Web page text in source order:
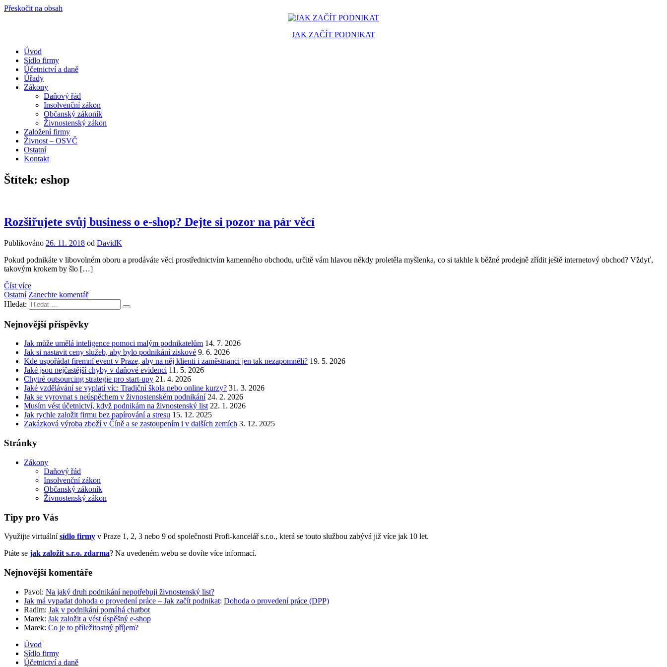
Přeskočit na obsah
JAK ZAČÍT PODNIKAT
Portál pro podnikatele
Úvod
Sídlo firmy
Účetnictví a daně
Úřady
Zákony
Daňový řád
Insolvenční zákon
Občanský zákoník
Živnostenský zákon
Založení firmy
Živnost – OSVČ
Ostatní
Kontakt
Štítek: eshop
Rozšiřujete svůj business o e-shop? Dejte si pozor na pár věcí
Publikováno 26. 11. 2018 od DavidK
Pokud podnikáte v libovolném oboru a prodáváte věci prostřednictvím kamenného obchodu, určitě vám hlavou někdy proletěla myšlenka, co si takhle k běžné prodejně zřídit ještě internetový obchod? Vždyť,
takovým krokem by šlo […]
Číst více
Ostatní Zanechte komentář
Hledat:
Nejnovější příspěvky
Jak může umělá inteligence pomoci malým podnikatelům 14. 7. 2026
Jak si nastavit ceny služeb, aby bylo podnikání ziskové 9. 6. 2026
Kde uspořádat firemní event v Praze, aby na něj klienti i zaměstnanci jen tak nezapomněli? 19. 5. 2026
Jaké jsou nejčastější chyby v daňové evidenci 11. 5. 2026
Chytré outsourcing strategie pro start-upy 21. 4. 2026
Jaké vzdělávání se vyplatí víc: Tradiční škola nebo online kurzy? 31. 3. 2026
Jak se vyrovnat s neúspěchem v živnostenském podnikání 24. 2. 2026
Musím vést účetnictví, když podnikám na živnostenský list 22. 1. 2026
Jak rychle založit firmu bez papírování a stresu 15. 12. 2025
Zakázková výroba zboží v Číně a se zastoupením i v dalších zemích 3. 12. 2025
Stránky
Zákony
Daňový řád
Insolvenční zákon
Občanský zákoník
Živnostenský zákon
Tipy pro Vás
Využijte virtuálnísídlo firmy v Praze 1, 2, 3 nebo 9 od společnosti Profi-kancelář s.r.o., která se touto službou zabývá již více jak 10 let.
Ptáte se jak založit s.r.o. zdarma? Na uvedeném webu se dovíte více informací.
Nejnovější komentáře
Pavol: Na jaký druh podnikání nepotřebuji živnostenský list?
Jak má vypadat dohoda o provedení práce – Jak začít podnikat: Dohoda o provedení práce (DPP)
Radim: Jak v podnikání pomáhá chatbot
Marek: Jak založit a vést úspěšný e-shop
Marek: Co je to příležitostný příjem?
Úvod
Sídlo firmy
Účetnictví a daně